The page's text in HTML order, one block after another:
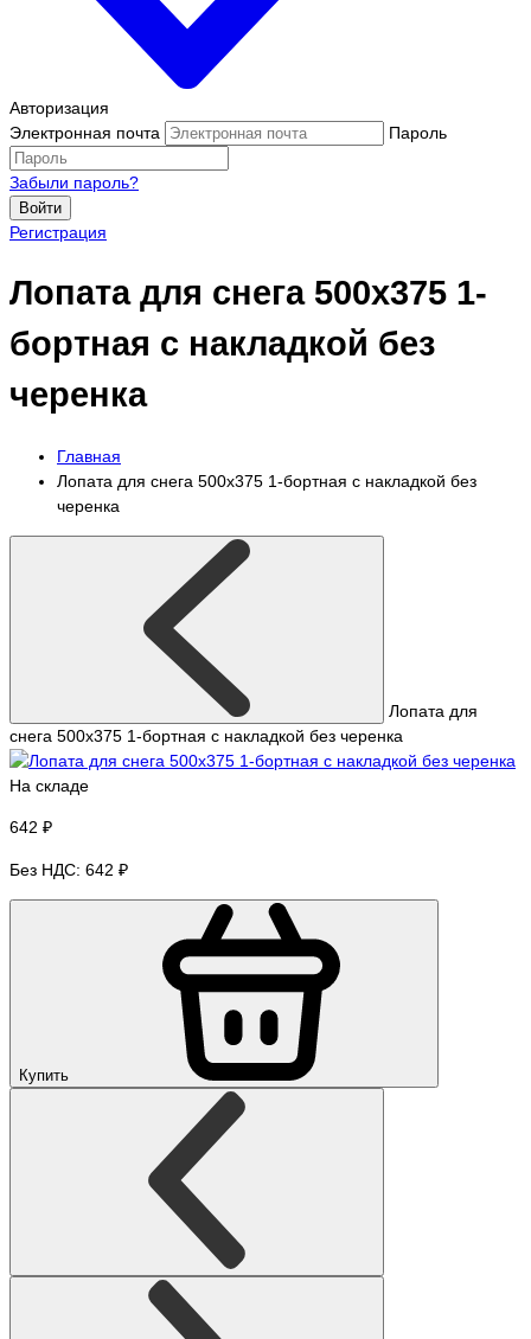
Авторизация
Электронная почта
Пароль
Забыли пароль?
Войти
Регистрация
Лопата для снега 500x375 1-
бортная с накладкой без
черенка
Главная
Лопата для снега 500x375 1-бортная с накладкой без
черенка
Лопата для
снега 500x375 1-бортная с накладкой без черенка
На складе
642 ₽
Без НДС: 642 ₽
Купить